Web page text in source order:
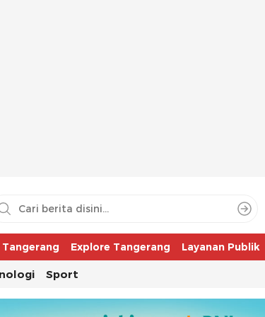
Explore Tangerang Layanan Publik
Sport